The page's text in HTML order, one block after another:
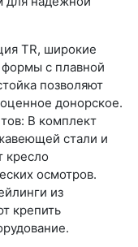
TR, широкие
с плавной
позволяют
донорское.
В комплект
стали и
кресло
осмотров.
из
крепить